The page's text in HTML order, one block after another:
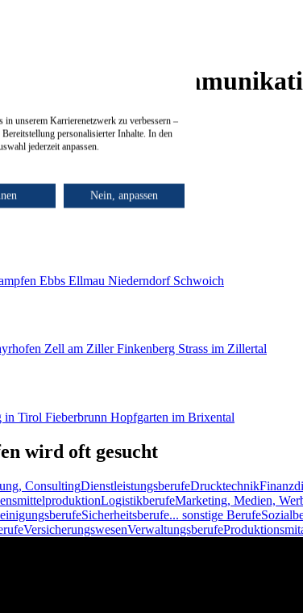
Design und
Österreich
Ebbs Ellmau Niederndorf Schwoich
Zell am ZillerFinkenberg Strass im Zillertal
in Tirol Fieberbrunn Hopfgarten im Brixental
wird oft gesucht
ConsultingDienstleistungsberufeDrucktechnik
LogistikberufeMarketing, Medien,
Sicherheitsberufe... sonstige Berufe
VersicherungswesenVerwaltungsberufe
unserem Karrierenetzwerk zu verbessern –
personalisierter Inhalte. In den
jederzeit anpassen.
Nein, anpassen